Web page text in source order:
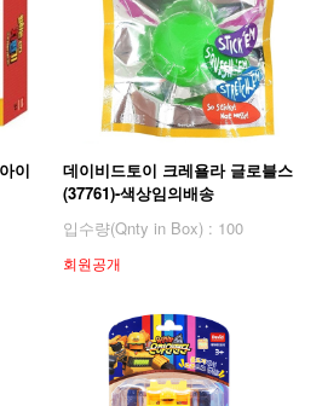
이
데이비드토이 크레욜라 글로블스
(37761)-색상임의배송
입수량(Qnty in Box) : 100
회원공개